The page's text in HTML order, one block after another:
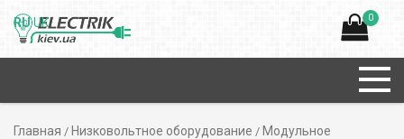
0
Главная / Низковольтное оборудование / Модульное
RUUK